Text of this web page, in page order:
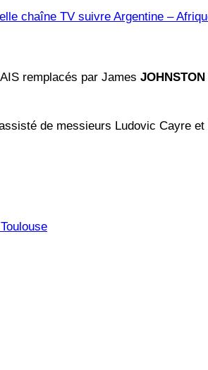
chaîne TV suivre Argentine –
remplacés par James JOHNSTON
de messieurs Ludovic Cayre